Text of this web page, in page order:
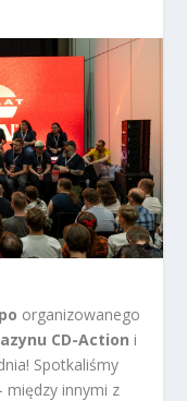
organizowanego
CD-Action i
Spotkaliśmy
między innymi z